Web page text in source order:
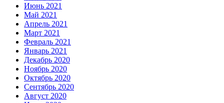
Июнь 2021
Май 2021
Апрель 2021
Март 2021
Февраль 2021
Январь 2021
Декабрь 2020
Ноябрь 2020
Октябрь 2020
Сентябрь 2020
Август 2020